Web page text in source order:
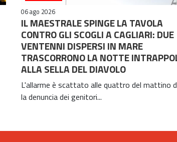
06 ago 2026
IL MAESTRALE SPINGE LA TAVOLA
CONTRO GLI SCOGLI A CAGLIARI: DUE
VENTENNI DISPERSI IN MARE
TRASCORRONO LA NOTTE
ALLA SELLA DEL DIAVOLO
L'allarme è scattato alle quattro del mattino
la denuncia dei genitori...